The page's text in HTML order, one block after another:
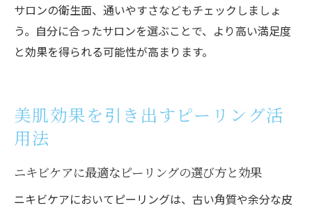
サロンの衛生面、通いやすさなどもチェックしましょ
う。自分に合ったサロンを選ぶことで、より高い満足度
と効果を得られる可能性が高まります。
美肌効果を引き出すピーリング活
用法
ニキビケアに最適なピーリングの選び方と効果
ニキビケアにおいてピーリングは、古い角質や余分な皮